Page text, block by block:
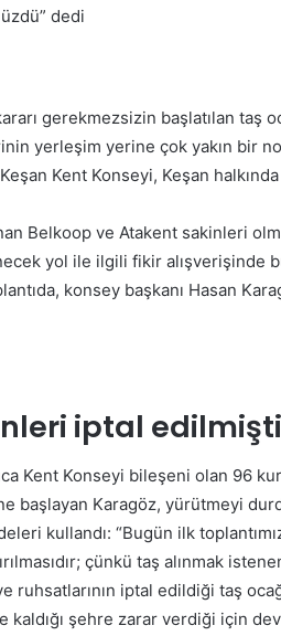
dedi
gerekmezsizin başlatılan taş
yerleşim yerine çok yakın bir
Kent Konseyi, Keşan
Belkoop ve Atakent sakinleri
yol ile ilgili fikir alışverişinde
konsey başkanı Hasan
iptal
Kent Konseyi bileşeni olan 96
başlayan Karagöz, yürütmeyi
kullandı: “Bugün ilk
çünkü taş alınmak
ruhsatlarının iptal edildiği taş
kaldığı şehre zarar verdiği için